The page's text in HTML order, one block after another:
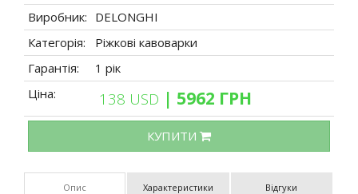
Виробник: DELONGHI
Категорія:
Ріжкові кавоварки
Гарантія:
1 рік
Ціна:
138 USD | 5962 ГРН
КУПИТИ
Опис Характеристики Відгуки